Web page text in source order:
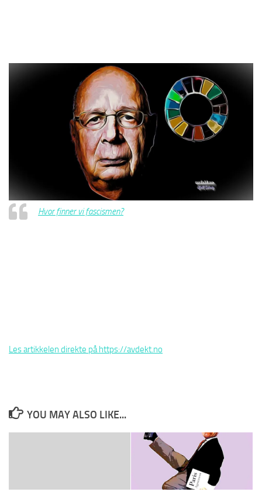
Hvor finner vi fascismen?
Les artikkelen direkte på https://avdekt.no
YOU MAY ALSO LIKE...